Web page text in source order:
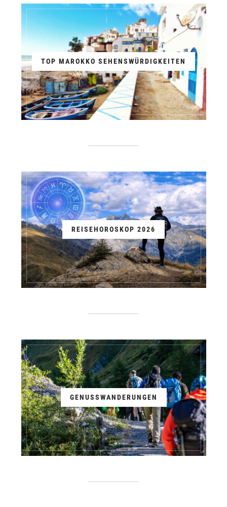
TOP MAROKKO SEHENSWÜRDIGKEITEN
REISEHOROSKOP 2026
GENUSSWANDERUNGEN